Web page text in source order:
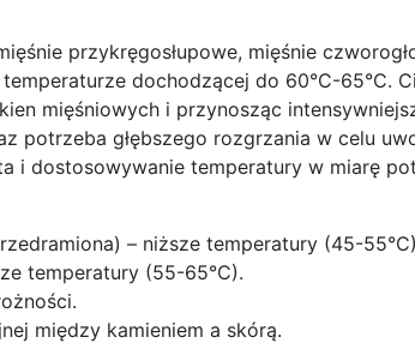
przykręgosłupowe, mięśnie
dochodzącej do 60°C-65°C.
mięśniowych i przynosząc
potrzeba głębszego rozgrzania w celu
i dostosowywanie temperatury w miarę
– niższe temperatury (45-
temperatury (55-65°C).
między kamieniem a skórą.